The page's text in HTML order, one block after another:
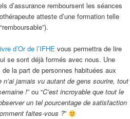
d’assurance remboursent les séances
atteste d’une formation telle
d’Or de l’IFHE vous permettra de lire
se sont déjà formés avec nous. Une
la part de personnes habituées aux
n’ai jamais vu autant de gens sourire, tout
!” ou “C’est incroyable que tout le
un tel pourcentage de satisfaction
faites-vous ?”